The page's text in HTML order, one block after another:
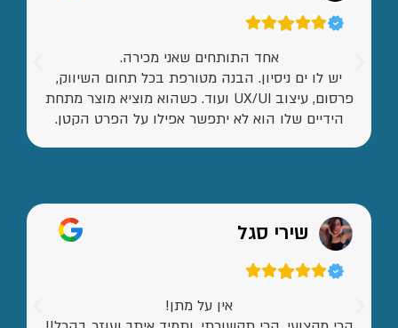
אחד התותחים שאני מכירה.
יש לו ים ניסיון. הבנה מטורפת בכל תחום השיווק,
פרסום, עיצוב UX/UI ועוד. כשהוא מוציא מוצר מתחת
הידיים שלו הוא לא יתפשר אפילו על הפרט הקטן.
שירי סגל
אין על מתן!